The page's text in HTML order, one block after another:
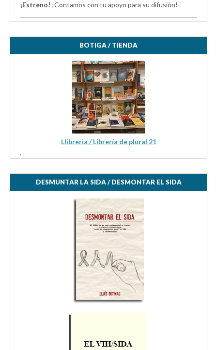
¡Estreno! ¡Contamos con tu apoyo para su difusión!
BOTIGA / TIENDA
Llibreria / Librería de plural 21
.
DESMUNTAR LA SIDA / DESMONTAR EL SIDA